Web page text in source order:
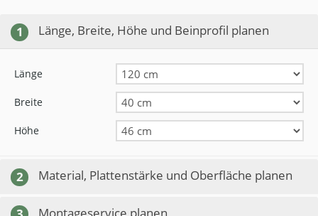
1 Länge, Breite, Höhe und Beinprofil planen
Länge
Breite
Höhe
2 Material, Plattenstärke und Oberfläche planen
Montageservice planen